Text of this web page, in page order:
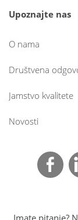
Upoznajte nas
O nama
Društvena
Jamstvo kvalitete
Novosti